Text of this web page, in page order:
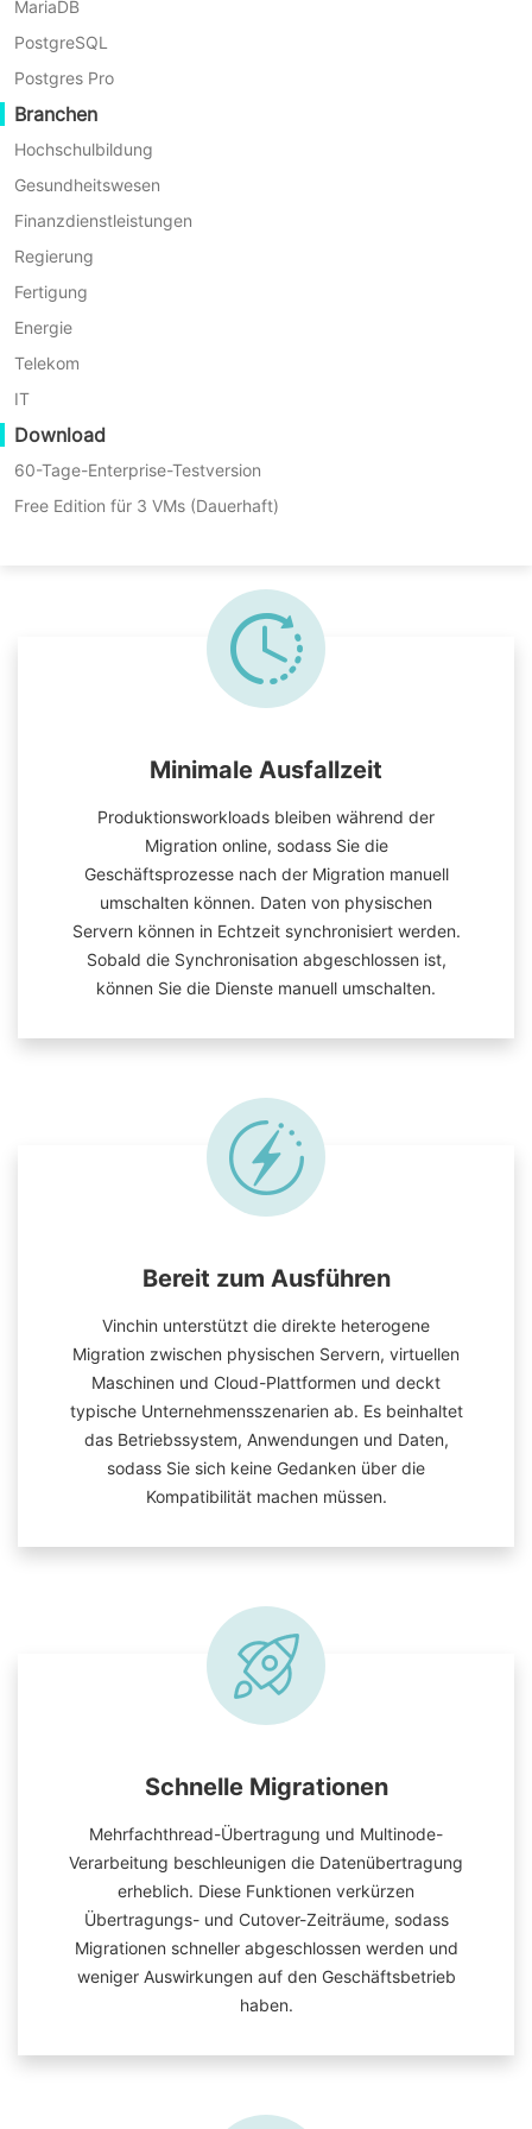
MariaDB
PostgreSQL
Postgres Pro
Branchen
Hochschulbildung
Gesundheitswesen
Finanzdienstleistungen
Regierung
Fertigung
Energie
Telekom
IT
Download
60-Tage-Enterprise-Testversion
Free Edition für 3 VMs (Dauerhaft)
Stellen Sie einfach die Sicherung einer Workload
die gesamten Verfahren.
Minimale Ausfallzeit
Produktionsworkloads bleiben während der
Migration online, sodass Sie die
Geschäftsprozesse nach der Migration manuell
umschalten können. Daten von physischen
Servern können in Echtzeit synchronisiert werden.
Sobald die Synchronisation abgeschlossen ist,
können Sie die Dienste manuell umschalten.
Bereit zum Ausführen
Vinchin unterstützt die direkte heterogene
Migration zwischen physischen Servern, virtuellen
Maschinen und Cloud-Plattformen und deckt
typische Unternehmensszenarien ab. Es beinhaltet
das Betriebssystem, Anwendungen und Daten,
sodass Sie sich keine Gedanken über die
Kompatibilität machen müssen.
Schnelle Migrationen
Mehrfachthread-Übertragung und Multinode-
Verarbeitung beschleunigen die Datenübertragung
erheblich. Diese Funktionen verkürzen
Übertragungs- und Cutover-Zeiträume, sodass
Migrationen schneller abgeschlossen werden und
weniger Auswirkungen auf den Geschäftsbetrieb
haben.